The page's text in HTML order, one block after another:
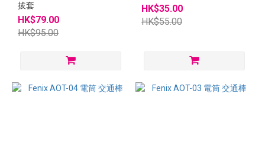
拔套
HK$79.00
HK$95.00
HK$35.00
HK$55.00